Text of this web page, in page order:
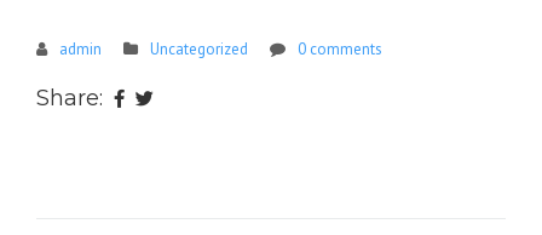
admin Uncategorized 0 comments
Share: